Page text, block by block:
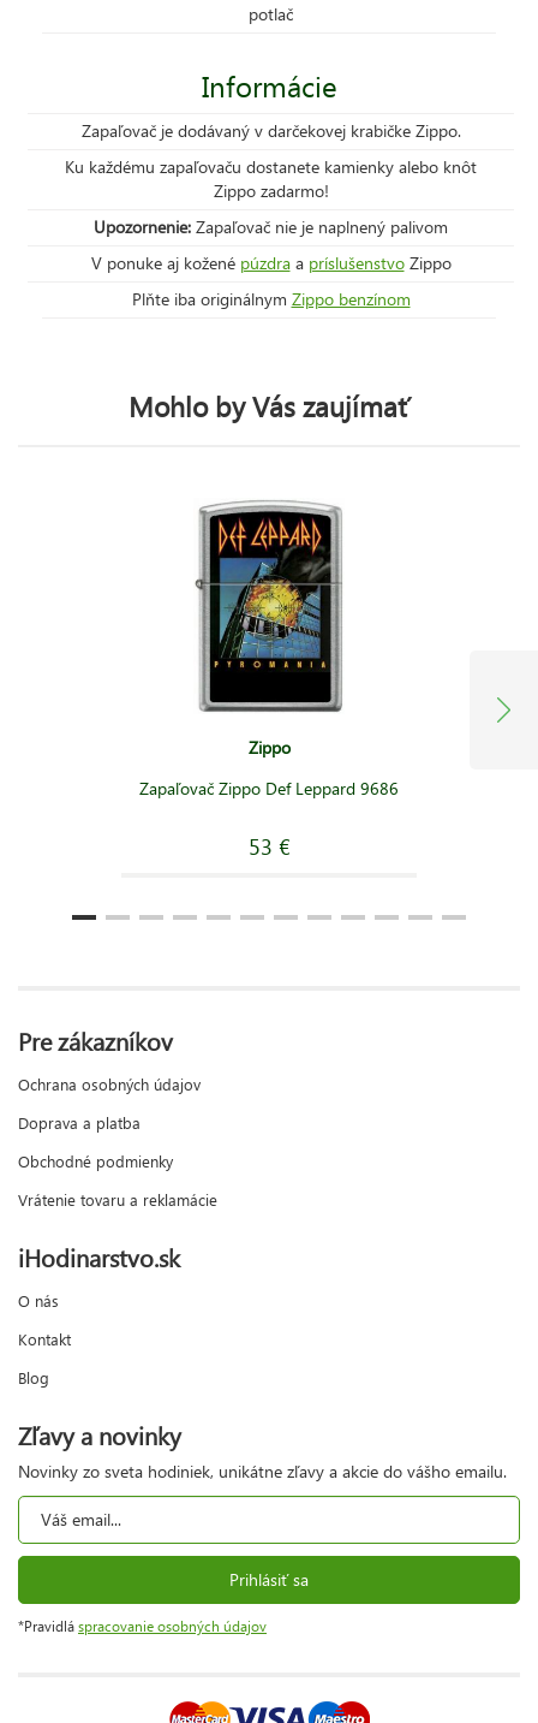
potlač
Informácie
Zapaľovač je dodávaný v darčekovej krabičke Zippo.
Ku každému zapaľovaču dostanete kamienky alebo knôt
Zippo zadarmo!
Upozornenie: Zapaľovač nie je naplnený palivom
V ponuke aj kožené púzdraa príslušenstvoZippo
Plňte iba originálnym Zippo benzínom
Mohlo by Vás zaujímať
Zippo
Zapaľovač Zippo Def Leppard 9686
53 €
Pre zákazníkov
Ochrana osobných údajov
Doprava a platba
Obchodné podmienky
Vrátenie tovaru a reklamácie
iHodinarstvo.sk
O nás
Kontakt
Blog
Zľavy a novinky
Novinky zo sveta hodiniek, unikátne zľavy a akcie do vášho emailu.
Prihlásiť sa
*Pravidlá spracovanie osobných údajov